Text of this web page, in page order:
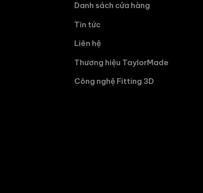
Danh sách cửa hàng
Tin tức
Liên hệ
Thương hiệu TaylorMade
Công nghệ Fitting 3D